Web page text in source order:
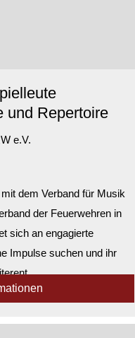
und Repertoire
e.V.
dem Verband für Musik
der Feuerwehren in
sich an engagierte
Impulse suchen und ihr